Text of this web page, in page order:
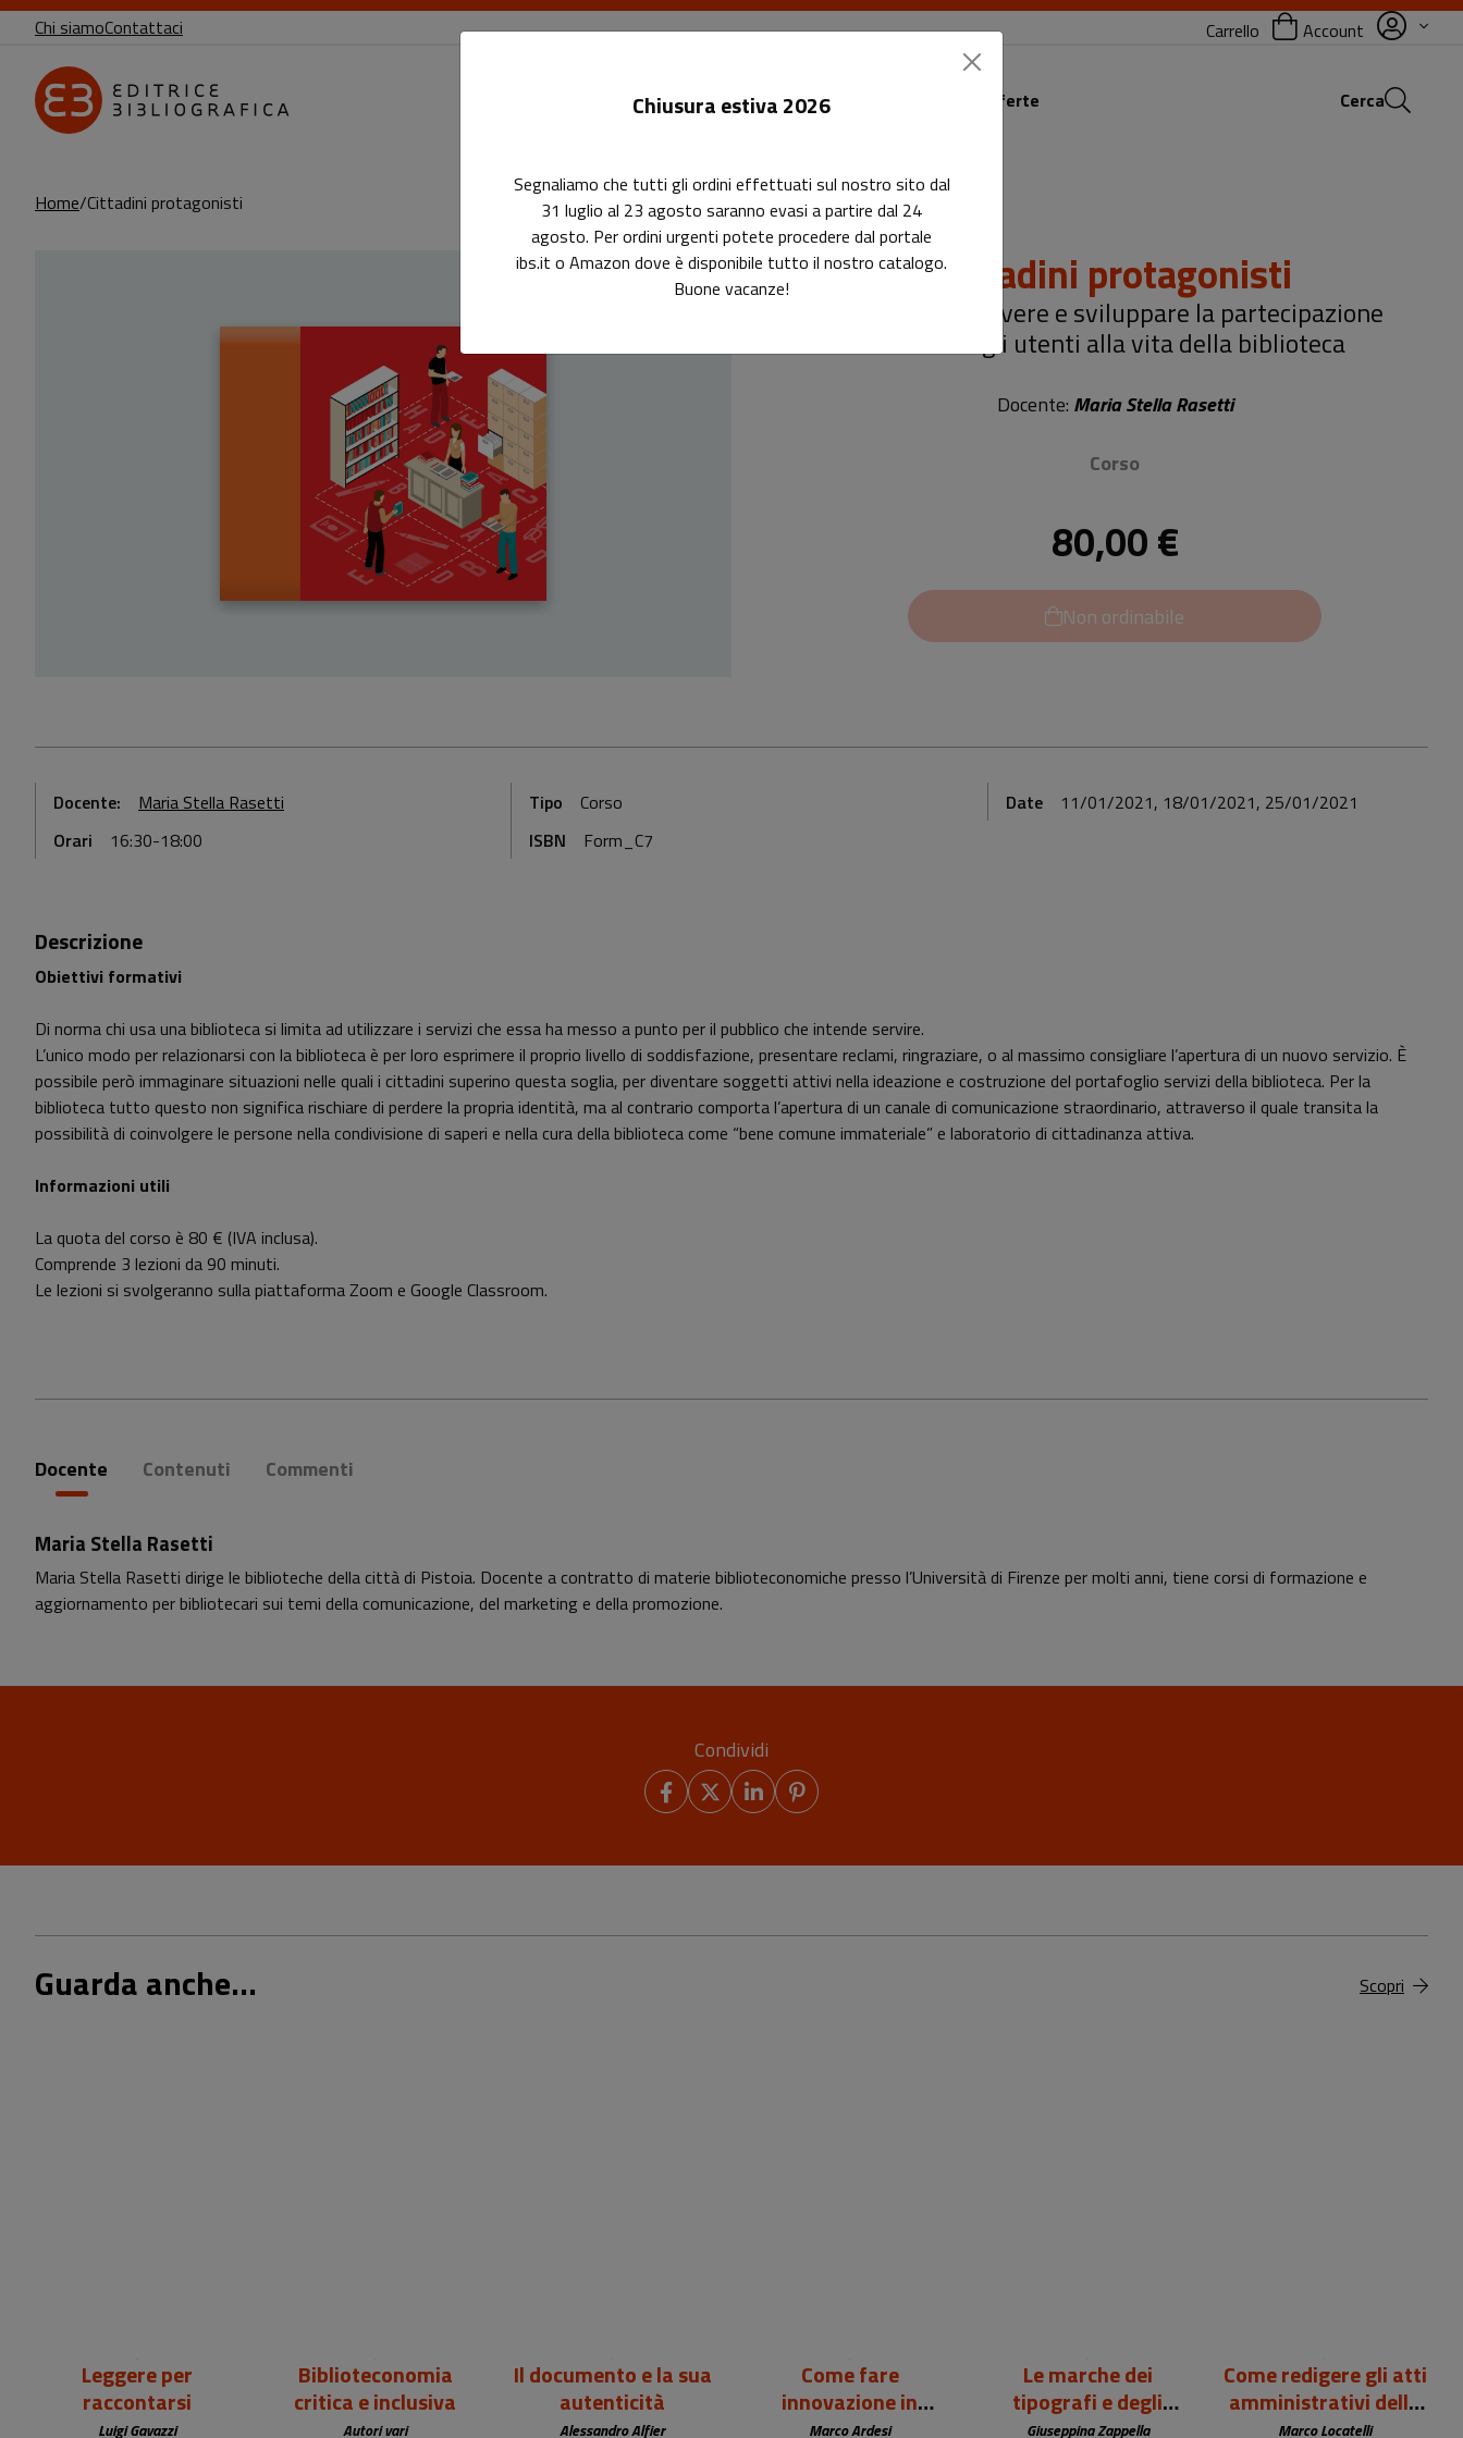
Chi siamoContattaci Carrello Account
Le riviste I corsi Le offerte Cerca
Home Cittadini protagonisti
Cittadini protagonisti
Come promuovere e sviluppare la partecipazione
attiva degli utenti alla vita della biblioteca
Docente: Maria Stella Rasetti
Corso
80,00 €
Non ordinabile
Docente: Maria Stella Rasetti Tipo Corso Date
11/01/2021, 18/01/2021, 25/01/2021
Orari
16:30-18:00 ISBN Form_C7
Descrizione
Obiettivi formativi
Di norma chi usa una biblioteca si limita ad utilizzare i servizi che essa ha messo a punto per il pubblico che intende servire.
L’unico modo per relazionarsi con la biblioteca è per loro esprimere il proprio livello di soddisfazione, presentare reclami, ringraziare, o al massimo consigliare l’apertura di un nuovo servizio. È
possibile però immaginare situazioni nelle quali i cittadini superino questa soglia, per diventare soggetti attivi nella ideazione e costruzione del portafoglio servizi della biblioteca. Per la
biblioteca tutto questo non significa rischiare di perdere la propria identità, ma al contrario comporta l’apertura di un canale di comunicazione straordinario, attraverso il quale transita la
possibilità di coinvolgere le persone nella condivisione di saperi e nella cura della biblioteca come “bene comune immateriale” e laboratorio di cittadinanza attiva.
Informazioni utili
La quota del corso è 80 € (IVA inclusa).
Comprende 3 lezioni da 90 minuti.
Le lezioni si svolgeranno sulla piattaforma Zoom e Google Classroom.
Docente Contenuti Commenti
Maria Stella Rasetti
Maria Stella Rasetti dirige le biblioteche della città di Pistoia. Docente a contratto di materie biblioteconomiche presso l’Università di Firenze per molti anni, tiene corsi di formazione e
aggiornamento per bibliotecari sui temi della comunicazione, del marketing e della promozione.
Condividi
Guarda anche... Scopri
Leggere per
raccontarsi
Luigi Gavazzi
Biblioteconomia
critica e inclusiva
Autori vari
Il documento e la sua
autenticità
Alessandro Alfier
Come fare
innovazione in
biblioteca
Marco Ardesi
Le marche dei
tipografi e degli
editori europei (sec.
Giuseppina Zappella
Come redigere gli atti
amministrativi della
biblioteca
Marco Locatelli
Chiusura estiva 2026
Segnaliamo che tutti gli ordini effettuati sul nostro sito dal
31 luglio al 23 agosto saranno evasi a partire dal 24
agosto. Per ordini urgenti potete procedere dal portale
ibs.it o Amazon dove è disponibile tutto il nostro catalogo.
Buone vacanze!